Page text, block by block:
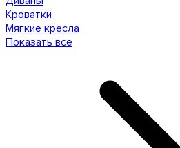
Кроватки
Мягкие кресла
Показать все